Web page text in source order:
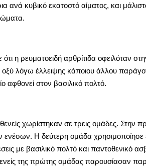
ανά κυβικό εκατοστό αίματος, και
η ρευματοειδή αρθρίτιδα οφειλόταν
οξύ λόγω έλλειψης κάποιου άλλου
αφθονεί στον βασιλικό πολτό.
χωρίστηκαν σε τρεις ομάδες.
Η δεύτερη ομάδα χρησιμοποίησε
με βασιλικό πολτό και παντοθενικό
της πρώτης ομάδας παρουσίασαν